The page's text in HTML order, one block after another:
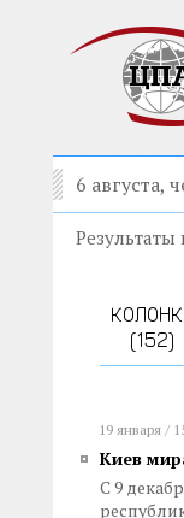
6 августа,
(152)
19 января /
Киев
С 9